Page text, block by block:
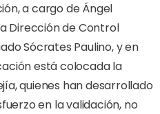
a cargo de Ángel
Dirección de Control
Sócrates Paulino, y en
está colocada la
quienes han desarrollado
en la validación, no